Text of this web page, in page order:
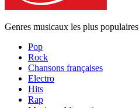
Genres musicaux les plus populaires
Pop
Rock
Chansons françaises
Electro
Hits
Rap